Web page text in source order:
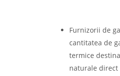
Furnizorii de
cantitatea de
termice
naturale direct